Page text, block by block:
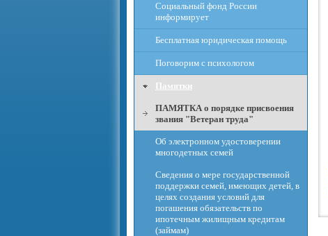
Социальный фонд России
информирует
Бесплатная юридическая помощь
Поговорим с психологом
Памятки
ПАМЯТКА о порядке присвоения
звания "Ветеран труда"
Об электронном удостоверении
многодетных семей
Сведения о мере государственной
поддержки семей, имеющих детей, в
целях создания условий для
погашения обязательств по
ипотечным жилищным кредитам
(займам)